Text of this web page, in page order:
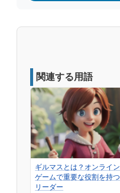
関連する用語
ギルマスとは？オンライン
ゲームで重要な役割を持つ
リーダー